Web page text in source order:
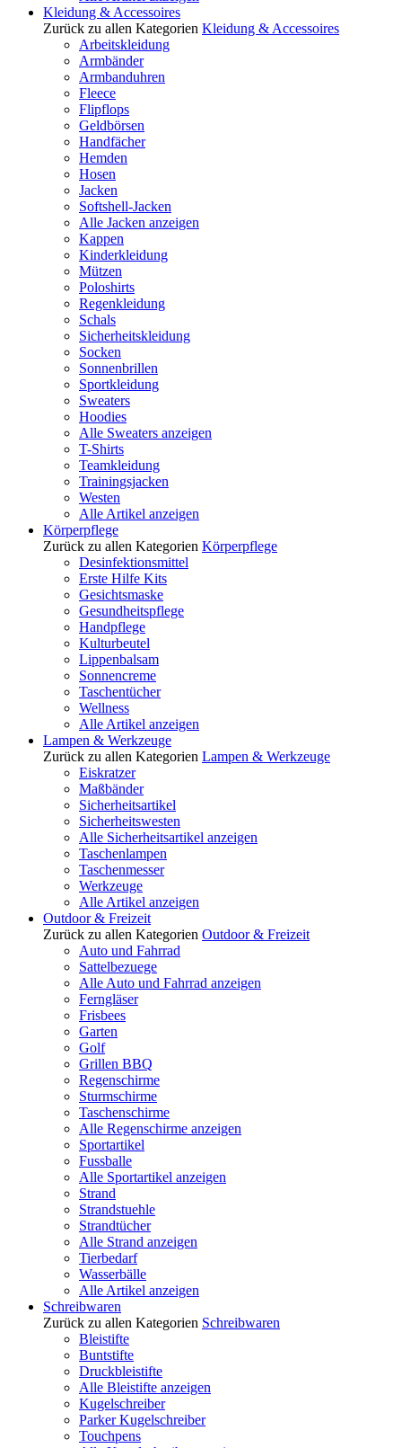
Kleidung & Accessoires
Zurück zu allen Kategorien Kleidung & Accessoires
Arbeitskleidung
Armbänder
Armbanduhren
Fleece
Flipflops
Geldbörsen
Handfächer
Hemden
Hosen
Jacken
Softshell-Jacken
Alle Jacken anzeigen
Kappen
Kinderkleidung
Mützen
Poloshirts
Regenkleidung
Schals
Sicherheitskleidung
Socken
Sonnenbrillen
Sportkleidung
Sweaters
Hoodies
Alle Sweaters anzeigen
T-Shirts
Teamkleidung
Trainingsjacken
Westen
Alle Artikel anzeigen
Körperpflege
Zurück zu allen Kategorien Körperpflege
Desinfektionsmittel
Erste Hilfe Kits
Gesichtsmaske
Gesundheitspflege
Handpflege
Kulturbeutel
Lippenbalsam
Sonnencreme
Taschentücher
Wellness
Alle Artikel anzeigen
Lampen & Werkzeuge
Zurück zu allen Kategorien Lampen & Werkzeuge
Eiskratzer
Maßbänder
Sicherheitsartikel
Sicherheitswesten
Alle Sicherheitsartikel anzeigen
Taschenlampen
Taschenmesser
Werkzeuge
Alle Artikel anzeigen
Outdoor & Freizeit
Zurück zu allen Kategorien Outdoor & Freizeit
Auto und Fahrrad
Sattelbezuege
Alle Auto und Fahrrad anzeigen
Ferngläser
Frisbees
Garten
Golf
Grillen BBQ
Regenschirme
Sturmschirme
Taschenschirme
Alle Regenschirme anzeigen
Sportartikel
Fussballe
Alle Sportartikel anzeigen
Strand
Strandstuehle
Strandtücher
Alle Strand anzeigen
Tierbedarf
Wasserbälle
Alle Artikel anzeigen
Schreibwaren
Zurück zu allen Kategorien Schreibwaren
Bleistifte
Buntstifte
Druckbleistifte
Alle Bleistifte anzeigen
Kugelschreiber
Parker Kugelschreiber
Touchpens